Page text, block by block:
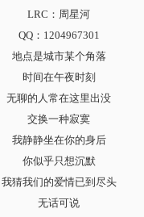
LRC：周星河
QQ：1204967301
地点是城市某个角落
时间在午夜时刻
无聊的人常在这里出没
交换一种寂寞
我静静坐在你的身后
你似乎只想沉默
我猜我们的爱情已到尽头
无话可说